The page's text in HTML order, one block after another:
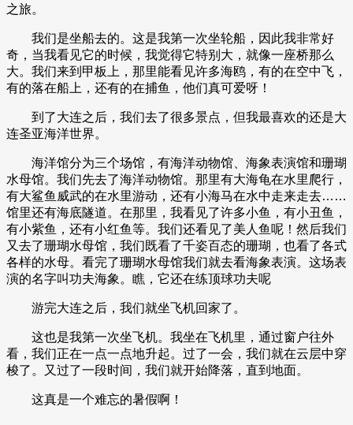
之旅。
我们是坐船去的。这是我第一次坐轮船，因此我非常好
奇，当我看见它的时候，我觉得它特别大，就像一座桥那么
大。我们来到甲板上，那里能看见许多海鸥，有的在空中飞，
有的落在船上，还有的在捕鱼，他们真可爱呀！
到了大连之后，我们去了很多景点，但我最喜欢的还是大
连圣亚海洋世界。
海洋馆分为三个场馆，有海洋动物馆、海象表演馆和珊瑚
水母馆。我们先去了海洋动物馆。那里有大海龟在水里爬行，
有大鲨鱼威武的在水里游动，还有小海马在水中走来走去……
馆里还有海底隧道。在那里，我看见了许多小鱼，有小丑鱼，
有小紫鱼，还有小红鱼等。我们还看见了美人鱼呢！然后我们
又去了珊瑚水母馆，我们既看了千姿百态的珊瑚，也看了各式
各样的水母。看完了珊瑚水母馆我们就去看海象表演。这场表
演的名字叫功夫海象。瞧，它还在练顶球功夫呢
游完大连之后，我们就坐飞机回家了。
这也是我第一次坐飞机。我坐在飞机里，通过窗户往外
看，我们正在一点一点地升起。过了一会，我们就在云层中穿
梭了。又过了一段时间，我们就开始降落，直到地面。
这真是一个难忘的暑假啊！